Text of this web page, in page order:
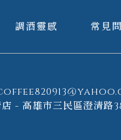
調酒靈感 常見
- 高雄市三民區澄清路